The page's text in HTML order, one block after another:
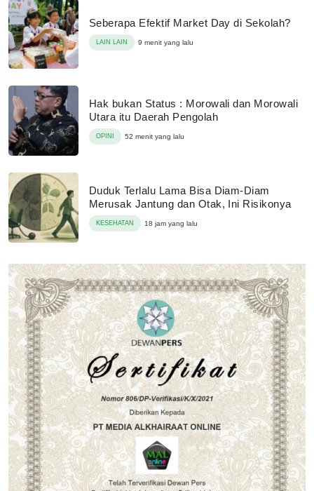
Seberapa Efektif Market Day di Sekolah?
LAIN LAIN 9 menit yang lalu
Hak bukan Status : Morowali dan Morowali
Utara itu Daerah Pengolah
OPINI 52 menit yang lalu
Duduk Terlalu Lama Bisa Diam-Diam
Merusak Jantung dan Otak, Ini Risikonya
KESEHATAN 18 jam yang lalu